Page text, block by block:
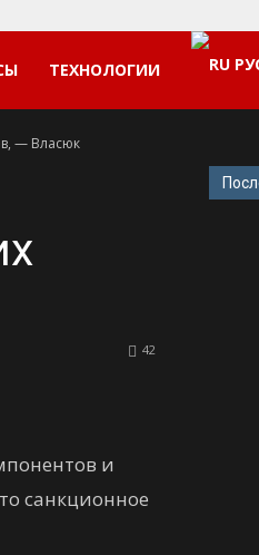
ТЕХНОЛОГИИ
— Власюк
42
и
санкционное